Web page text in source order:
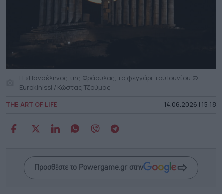
Η «Πανσέληνος της Φράουλας, το φεγγάρι του Ιουνίου ©
Eurokinissi / Κώστας Τζούμας
THE ART OF LIFE 14.06.2026 | 15:18
Προσθέστε το Powergame.gr στην